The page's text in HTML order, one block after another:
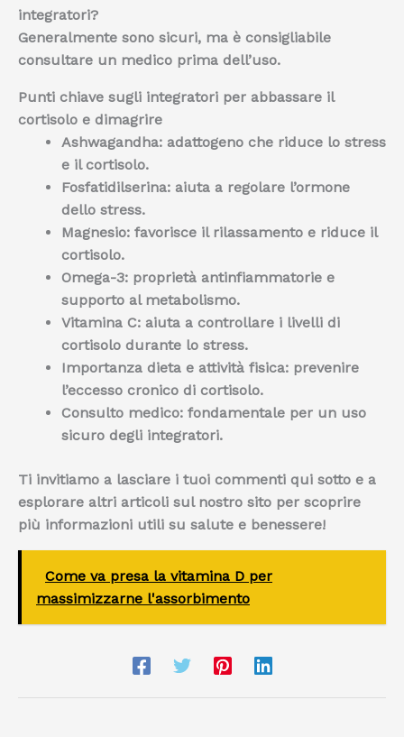
integratori?
Generalmente sono sicuri, ma è consigliabile
consultare un medico prima dell’uso.
Punti chiave sugli integratori per abbassare il
cortisolo e dimagrire
Ashwagandha: adattogeno che riduce lo stress
e il cortisolo.
Fosfatidilserina: aiuta a regolare l’ormone
dello stress.
Magnesio: favorisce il rilassamento e riduce il
cortisolo.
Omega-3: proprietà antinfiammatorie e
supporto al metabolismo.
Vitamina C: aiuta a controllare i livelli di
cortisolo durante lo stress.
Importanza dieta e attività fisica: prevenire
l’eccesso cronico di cortisolo.
Consulto medico: fondamentale per un uso
sicuro degli integratori.
Ti invitiamo a lasciare i tuoi commenti qui sotto e a
esplorare altri articoli sul nostro sito per scoprire
più informazioni utili su salute e benessere!
Come va presa la vitamina D per
massimizzarne l'assorbimento